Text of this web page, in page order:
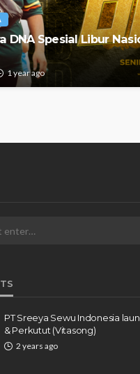
DNA Spesial Libur
1 year ago
PT Sreeya Sewu Indonesia
& Perkutut (Vitasong)
2 years ago